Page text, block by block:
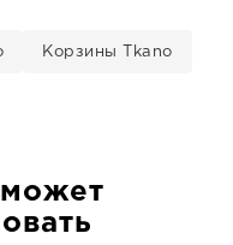
Корзины Tkano